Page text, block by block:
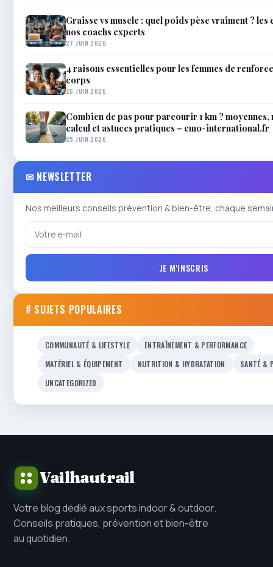
Graisse vs muscle : quel poids pèse vraiment ?
nos coachs experts
27 JUIN 2026
4 raisons essentielles pour les femmes de
corps
26 JUIN 2026
Combien de pas pour parcourir 1 km ? moyennes,
calcul et astuces pratiques – emo-international.fr
25 JUIN 2026
✉ NEWSLETTER
Nos meilleurs conseils prévention & bien-être, chaque
JE M'INSCRIS
# SUJETS POPULAIRES
COMMUNAUTÉ & LIFESTYLE
ENTRAÎNEMENT & PERFORMANCE
MATÉRIEL & ÉQUIPEMENT
NUTRITION & HYDRATATION
SANTÉ &
UNCATEGORIZED
Vailhautrail
Votre blog dédié aux sports indoor & outdoor.
Conseils pratiques, prévention et bien-être
au quotidien.